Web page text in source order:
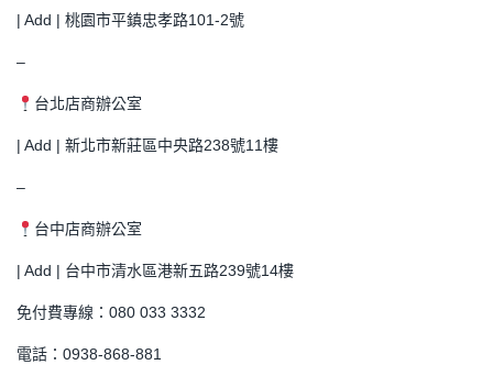
| Add | 桃園市平鎮忠孝路101-2號
–
台北店商辦公室
| Add | 新北市新莊區中央路238號11樓
–
台中店商辦公室
| Add | 台中市清水區港新五路239號14樓
免付費專線：080 033 3332
電話：0938-868-881